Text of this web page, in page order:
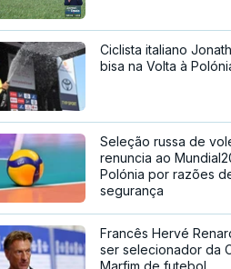
Ciclista italiano
bisa na Volta à
Seleção russa de
renuncia ao
Polónia por razões
segurança
Francês Hervé
ser selecionador da
Marfim de futebol